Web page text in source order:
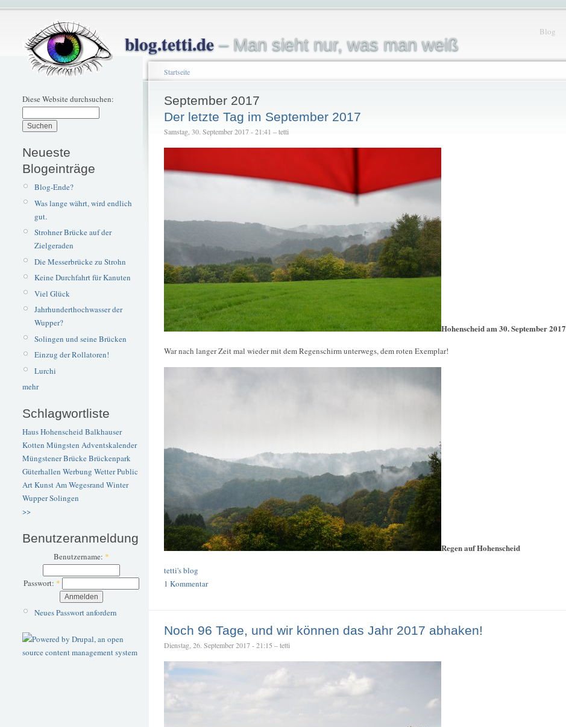
blog.tetti.de– Man sieht nur, was man weiß
Blog
Diese Website durchsuchen:
Neueste
Blogeinträge
Blog-Ende?
Was lange währt, wird endlich
gut.
Strohner Brücke auf der
Zielgeraden
Die Messerbrücke zu Strohn
Keine Durchfahrt für Kanuten
Viel Glück
Jahrhunderthochwasser der
Wupper?
Solingen und seine Brücken
Einzug der Rollatoren!
Lurchi
mehr
Schlagwortliste
Haus Hohenscheid Balkhauser
Kotten Müngsten Adventskalender
Müngstener BrückeBrückenpark
Güterhallen Werbung WetterPublic
ArtKunstAm Wegesrand Winter
WupperSolingen
>>
Benutzeranmeldung
Benutzername: *
Passwort: *
Neues Passwort anfordern
Startseite
September 2017
Der letzte Tag im September 2017
Samstag, 30. September 2017 - 21:41 – tetti
Hohenscheid am 30. September 2017
War nach langer Zeit mal wieder mit dem Regenschirm unterwegs, dem roten Exemplar!
Regen auf Hohenscheid
tetti's blog
1 Kommentar
Noch 96 Tage, und wir können das Jahr 2017 abhaken!
Dienstag, 26. September 2017 - 21:15 – tetti